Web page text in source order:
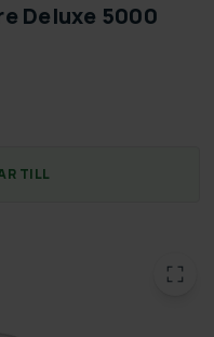
Deluxe 5000
TILL